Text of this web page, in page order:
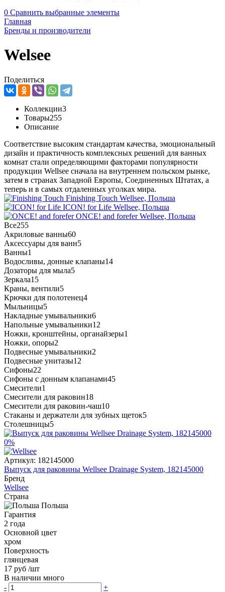
0 Сравнить выбранные элементы
Главная
Бренды и производители
Welsee
Поделиться
Коллекции3
Товары255
Описание
Соответствие высоким стандартам качества, эмоциональный
дизайн и практичность комплексных решений для ванных
комнат стали определяющими факторами популярности
продукции Wellsee сначала на внутреннем польском рынке,
затем в странах Западной Европы, Соединенных Штатах, а
теперь и в самых отдаленных уголках мира.
Finishing Touch Wellsee, Польша
ICON! for Life Wellsee, Польша
ONCE! and forefer Wellsee, Польша
Все255
Акриловые ванны60
Аксессуары для ванн5
Ванны1
Водосливы, донные клапаны14
Дозаторы для мыла5
Зеркала15
Краны, вентили5
Крючки для полотенец4
Мыльницы5
Накладные умывальники6
Напольные умывальники12
Ножки, кронштейны, органайзеры1
Ножки, опоры2
Подвесные умывальники2
Подвесные унитазы12
Сифоны22
Сифоны с донным клапанами45
Смесители1
Смесители для раковин18
Смесители для раковин-чаш10
Стаканы и держатели для зубных щеток5
Столешницы5
0%
Артикул: 182145000
Выпуск для раковины Wellsee Drainage System, 182145000
Бренд
Wellsee
Страна
Польша
Гарантия
2 года
Основной цвет
хром
Поверхность
глянцевая
17 руб /шт
В наличии много
-
+